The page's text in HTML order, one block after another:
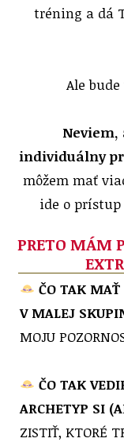
tréning a dá
Ale
Neviem,
individuálny
môžem mať
ide o
PRETO MÁM
ČO TAK
V MALEJ
MOJU
ČO TAK
ARCHETYP SI
ZISTIŤ, KTORÉ